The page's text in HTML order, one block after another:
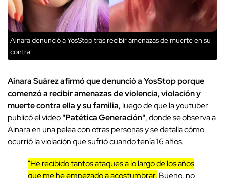
Ainara denunció a YosStop tras recibir amenazas de muerte en su
contra
Ainara Suárez afirmó que denunció a YosStop porque
comenzó a recibir amenazas de violencia, violación y
muerte contra ella y su familia, luego de que la youtuber
publicó el video"Patética Generación", donde se observa a
Ainara en una pelea con otras personas y se detalla cómo
ocurrió la violación que sufrió cuando tenía 16 años.
"He recibido tantos ataques a lo largo de los años